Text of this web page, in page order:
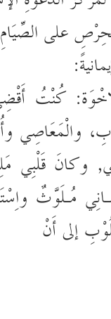
على
كُنْتُ
والْمَعَاصِي
وكانَ قَلْبِي
مُـلَوَّثٌ
إلى أَنْ